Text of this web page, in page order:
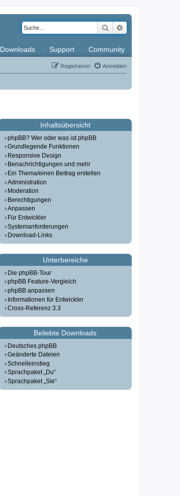
Suche
Downloads Support Community
Anmelden
Registrieren
Inhaltsübersicht
phpBB? Wer oder was ist phpBB
Grundlegende Funktionen
Responsive Design
Benachrichtigungen und mehr
Ein Thema/einen Beitrag erstellen
Administration
Moderation
Berechtigungen
Anpassen
Für Entwickler
Systemanforderungen
Download-Links
Unterbereiche
Die phpBB-Tour
phpBB Feature-Vergleich
phpBB anpassen
Informationen für Entwickler
Cross-Referenz 3.3
Beliebte Downloads
Deutsches phpBB
Geänderte Dateien
Schnelleinstieg
Sprachpaket „Du“
Sprachpaket „Sie“